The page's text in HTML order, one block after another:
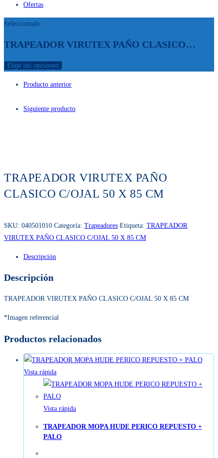
Ofertas
Seleccionado:
TRAPEADOR VIRUTEX PAÑO CLASICO…
Elige las opciones
Producto anterior
Siguiente producto
TRAPEADOR VIRUTEX PAÑO
CLASICO C/OJAL 50 X 85 CM
SKU: 040501010 Categoría: Trapeadores Etiqueta: TRAPEADOR
VIRUTEX PAÑO CLASICO C/OJAL 50 X 85 CM
Descripción
Descripción
TRAPEADOR VIRUTEX PAÑO CLASICO C/OJAL 50 X 85 CM
*Imagen referencial
Productos relacionados
Vista rápida
Vista rápida
TRAPEADOR MOPA HUDE PERICO REPUESTO +
PALO